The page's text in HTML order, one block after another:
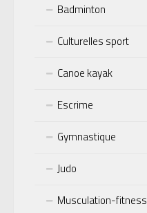
Badminton
Culturelles sport
Canoe kayak
Escrime
Gymnastique
Judo
Musculation-fitness